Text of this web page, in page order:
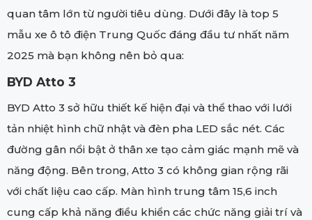
quan tâm lớn từ người tiêu dùng. Dưới đây là top 5
mẫu xe ô tô điện Trung Quốc đáng đầu tư nhất năm
2025 mà bạn không nên bỏ qua:
BYD Atto 3
BYD Atto 3 sở hữu thiết kế hiện đại và thể thao với lưới
tản nhiệt hình chữ nhật và đèn pha LED sắc nét. Các
đường gân nổi bật ở thân xe tạo cảm giác mạnh mẽ và
năng động. Bên trong, Atto 3 có không gian rộng rãi
với chất liệu cao cấp. Màn hình trung tâm 15,6 inch
cung cấp khả năng điều khiển các chức năng giải trí và